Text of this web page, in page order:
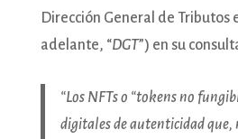
Dirección General de Tributos
adelante, “DGT”) en su
“Los NFTs o “tokens no
digitales de autenticidad que,